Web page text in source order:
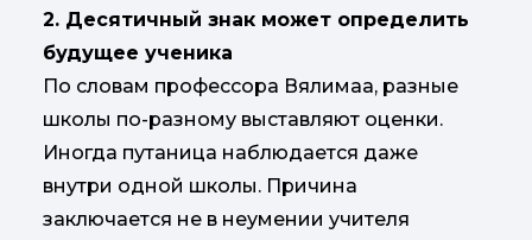
2. Десятичный знак может определить
будущее ученика
По словам профессора Вялимаа, разные
школы по-разному выставляют оценки.
Иногда путаница наблюдается даже
внутри одной школы. Причина
заключается не в неумении учителя